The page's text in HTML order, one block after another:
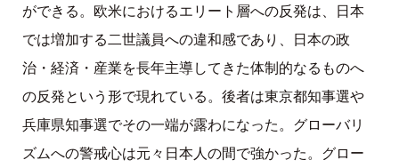
ができる。欧米におけるエリート層への反発は、日本
では増加する二世議員への違和感であり、日本の政
治・経済・産業を長年主導してきた体制的なるものへ
の反発という形で現れている。後者は東京都知事選や
兵庫県知事選でその一端が露わになった。グローバリ
ズムへの警戒心は元々日本人の間で強かった。グロー